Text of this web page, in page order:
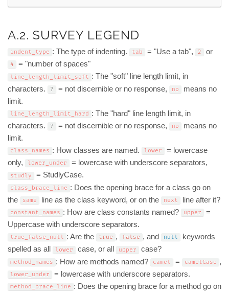
A.2. SURVEY LEGEND
indent_type : The type of indenting. tab = "Use a tab", 2 or
4 = "number of spaces"
line_length_limit_soft : The "soft" line length limit, in
characters.
? = not discernible or no response, no
means no
limit.
line_length_limit_hard : The "hard" line length limit, in
characters.
? = not discernible or no response, no
means no
limit.
class_names : How classes are named. lower
= lowercase
only,
lower_under = lowercase with underscore separators,
studly = StudlyCase.
class_brace_line : Does the opening brace for a class go on
the
same line as the class keyword, or on the next line after it?
constant_names : How are class constants named? upper
=
Uppercase with underscore separators.
true_false_null : Are the true , false , and null
keywords
spelled as all
lower case, or all upper case?
method_names : How are methods named? camel = camelCase ,
lower_under = lowercase with underscore separators.
method_brace_line : Does the opening brace for a method go on